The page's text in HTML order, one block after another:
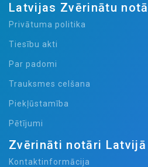
Latvijas Zvērinātu
Privātuma politika
Tiesību akti
Par padomi
Trauksmes celšana
Piekļūstamība
Pētījumi
Zvērināti notāri Latvijā
Kontaktinformācija